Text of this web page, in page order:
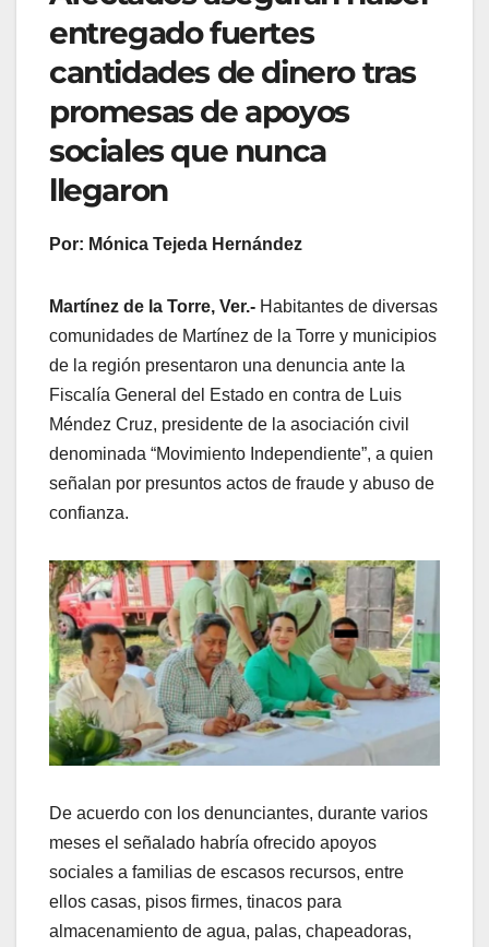
entregado fuertes
cantidades de dinero tras
promesas de apoyos
sociales que nunca
llegaron
Por: Mónica Tejeda Hernández
Martínez de la Torre, Ver.- Habitantes de diversas
comunidades de Martínez de la Torre y municipios
de la región presentaron una denuncia ante la
Fiscalía General del Estado en contra de Luis
Méndez Cruz, presidente de la asociación civil
denominada “Movimiento Independiente”, a quien
señalan por presuntos actos de fraude y abuso de
confianza.
De acuerdo con los denunciantes, durante varios
meses el señalado habría ofrecido apoyos
sociales a familias de escasos recursos, entre
ellos casas, pisos firmes, tinacos para
almacenamiento de agua, palas, chapeadoras,